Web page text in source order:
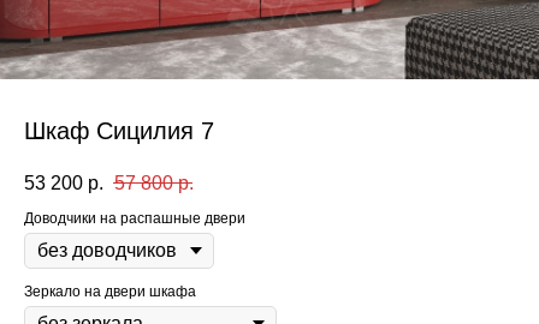
Шкаф Сицилия 7
53 200 р. 57 800 р.
Доводчики на распашные двери
Зеркало на двери шкафа